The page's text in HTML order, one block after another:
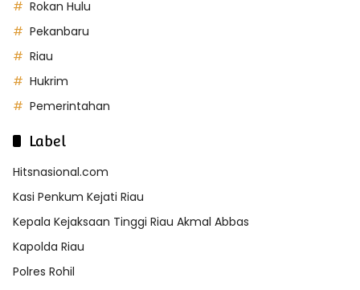
Rokan Hulu
Pekanbaru
Riau
Hukrim
Pemerintahan
Label
Hitsnasional.com
Kasi Penkum Kejati Riau
Kepala Kejaksaan Tinggi Riau Akmal Abbas
Kapolda Riau
Polres Rohil